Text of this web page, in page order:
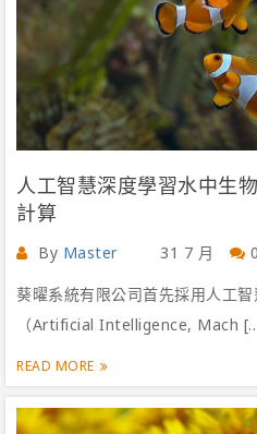
人工智慧深度學習水中生
計算
By Master 31 7 月
0
葵曜系統有限公司首先採用人工
（Artificial Intelligence, Mach
READ MORE